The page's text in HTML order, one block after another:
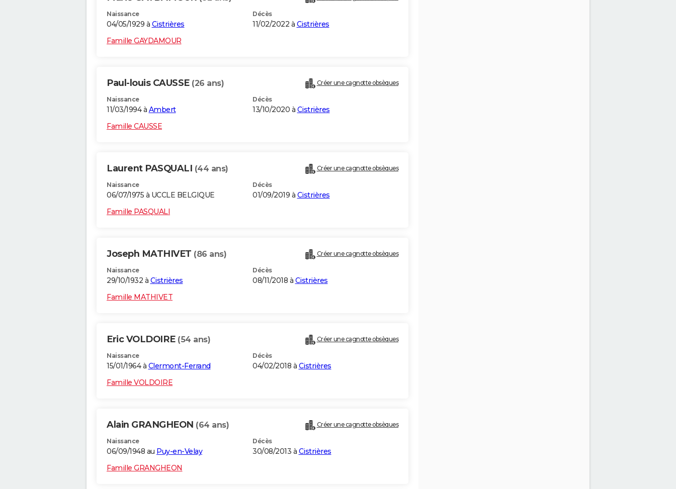
Naissance
04/05/1929 à Cistrières
Décès
11/02/2022 à Cistrières
Famille GAYDAMOUR
Paul-louis CAUSSE (26 ans) Créer une cagnotte obsèques
Naissance
11/03/1994 à Ambert
Décès
13/10/2020 à Cistrières
Famille CAUSSE
Laurent PASQUALI (44 ans) Créer une cagnotte obsèques
Naissance
06/07/1975 à UCCLE BELGIQUE
Décès
01/09/2019 à Cistrières
Famille PASQUALI
Joseph MATHIVET (86 ans) Créer une cagnotte obsèques
Naissance
29/10/1932 à Cistrières
Décès
08/11/2018 à Cistrières
Famille MATHIVET
Eric VOLDOIRE (54 ans) Créer une cagnotte obsèques
Naissance
15/01/1964 à Clermont-Ferrand
Décès
04/02/2018 à Cistrières
Famille VOLDOIRE
Alain GRANGHEON (64 ans) Créer une cagnotte obsèques
Naissance
06/09/1948 au Puy-en-Velay
Décès
30/08/2013 à Cistrières
Famille GRANGHEON